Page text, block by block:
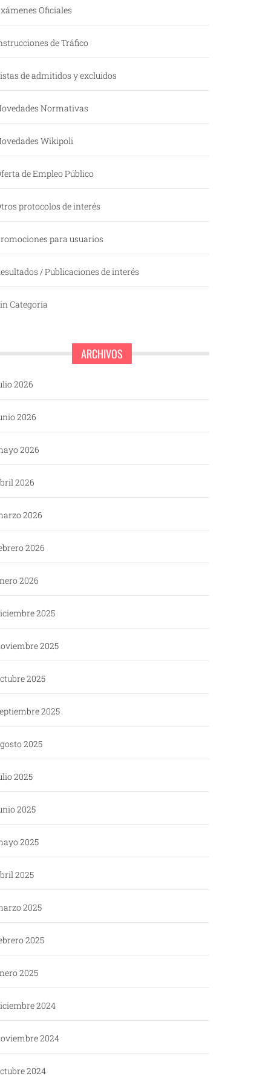
Oficiales
de Tráfico
de admitidos y excluidos
Normativas
Wikipoli
de Empleo Público
protocolos de interés
para usuarios
/ Publicaciones de interés
Categoría
ARCHIVOS
2026
2026
2026
2026
2026
2026
2026
2025
2025
2025
2025
2025
2025
2025
2025
2025
2025
2025
2025
2024
2024
2024